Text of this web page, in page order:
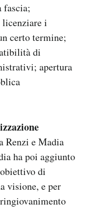
fascia;
i
certo termine;
di
apertura
Renzi e Madia
ha poi aggiunto
di
visione, e per